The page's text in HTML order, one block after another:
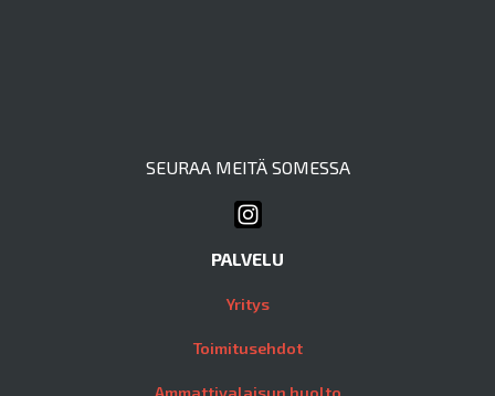
SEURAA MEITÄ SOMESSA
PALVELU
Yritys
Toimitusehdot
Ammattivalaisun huolto